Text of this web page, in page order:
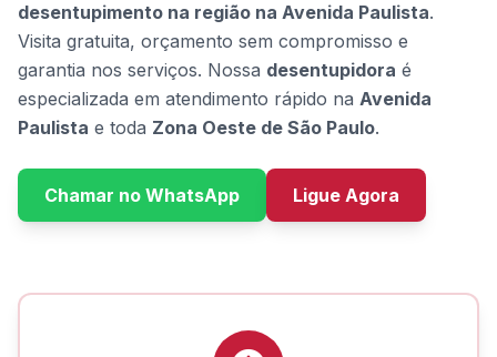
desentupimento na região na Avenida Paulista.
Visita gratuita, orçamento sem compromisso e
garantia nos serviços. Nossa desentupidora é
especializada em atendimento rápido na Avenida
Paulista e toda Zona Oeste de São Paulo.
Chamar no WhatsApp Ligue Agora